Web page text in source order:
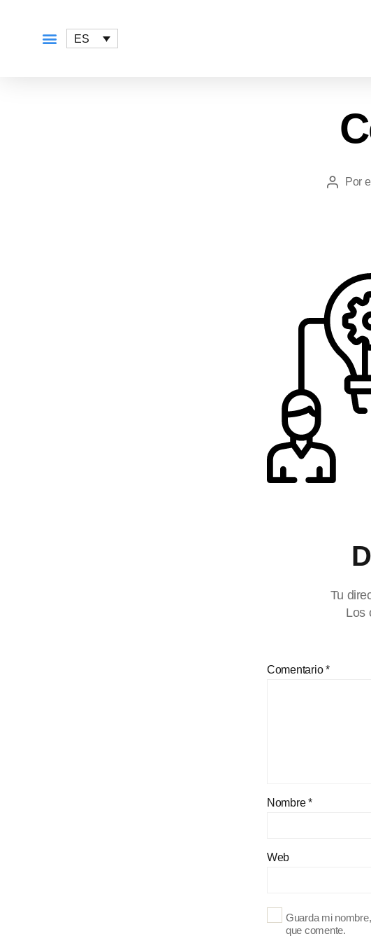
ES
Por
Tu
Los
Comentario*
Nombre*
Web
Guarda mi
que comente.